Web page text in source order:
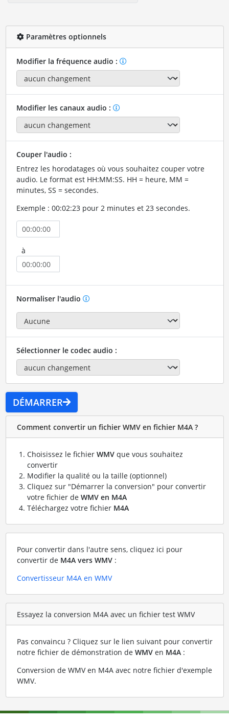
Paramètres optionnels
Modifier la fréquence audio :
Modifier les canaux audio :
Couper l'audio :
Entrez les horodatages où vous souhaitez couper votre
audio. Le format est HH:MM:SS. HH = heure, MM =
minutes, SS = secondes.
Exemple : 00:02:23 pour 2 minutes et 23 secondes.
à
Normaliser l'audio
Sélectionner le codec audio :
DÉMARRER
Comment convertir un fichier WMV en fichier M4A ?
Choisissez le fichier WMVque vous souhaitez
convertir
Modifier la qualité ou la taille (optionnel)
Cliquez sur "Démarrer la conversion" pour convertir
votre fichier de WMV en M4A
Téléchargez votre fichier M4A
Pour convertir dans l'autre sens, cliquez ici pour
convertir de M4A vers WMV:
Convertisseur M4A en WMV
Essayez la conversion M4A avec un fichier test WMV
Pas convaincu ? Cliquez sur le lien suivant pour convertir
notre fichier de démonstration de WMVen M4A:
Conversion de WMV en M4A avec notre fichier d'exemple
WMV.